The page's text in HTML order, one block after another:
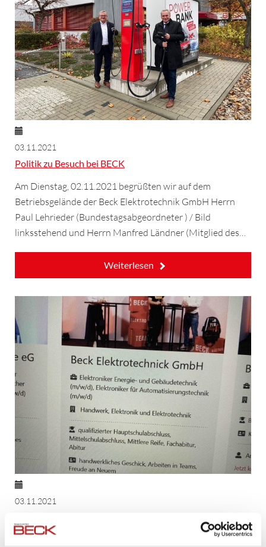
03.11.2021
Politik zu Besuch bei BECK
Am Dienstag, 02.11.2021 begrüßten wir auf dem
Betriebsgelände der Beck Elektrotechnik GmbH Herrn
Paul Lehrieder (Bundestagsabgeordneter ) / Bild
linksstehend und Herrn Manfred Ländner (Mitglied des…
Weiterlesen
03.11.2021